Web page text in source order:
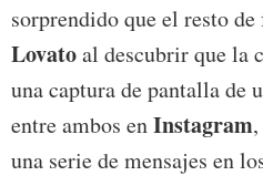
sorprendido que el resto
Lovatoal descubrir que la
una captura de pantalla de
entre ambos enInstagram
una serie de mensajes en